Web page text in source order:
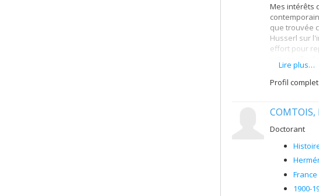
Mes intérêts
que trouvée
Husserl sur
effort pour
(Pinel, Charcot).
Lire plus…
Profil complet
COMTOIS,
Doctorant
France
1900-